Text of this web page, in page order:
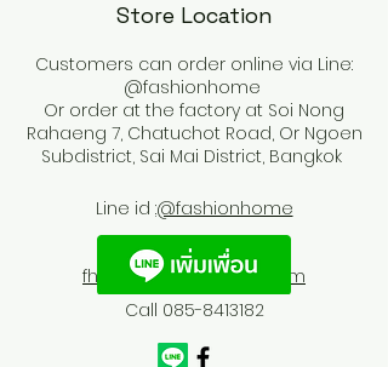
Store Location
Customers can order online via Line:
@fashionhome
Or order at the factory at Soi Nong
Rahaeng 7, Chatuchot Road, Or Ngoen
Subdistrict, Sai Mai District, Bangkok
Line id :@fashionhome
fhfurnitures@outlook.com
Call 085-8413182